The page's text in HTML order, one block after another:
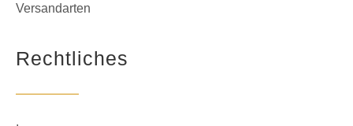
Versandarten
Rechtliches